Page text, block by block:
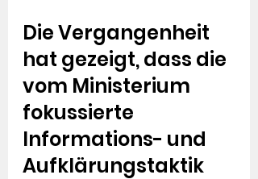
Die Vergangenheit
hat gezeigt, dass die
vom Ministerium
fokussierte
Informations- und
Aufklärungstaktik